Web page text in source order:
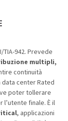
TIA-942. Prevede
multipli,
continuità
data center Rated
poter tollerare
finale. È il
, applicazioni